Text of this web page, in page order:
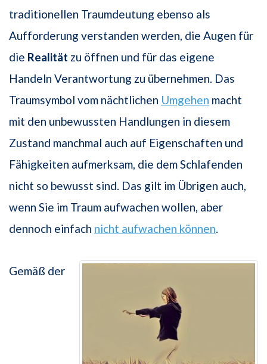
traditionellen Traumdeutung ebenso als
Aufforderung verstanden werden, die Augen für
die Realität zu öffnen und für das eigene
Handeln Verantwortung zu übernehmen. Das
Traumsymbol vom nächtlichen Umgehen macht
mit den unbewussten Handlungen in diesem
Zustand manchmal auch auf Eigenschaften und
Fähigkeiten aufmerksam, die dem Schlafenden
nicht so bewusst sind. Das gilt im Übrigen auch,
wenn Sie im Traum aufwachen wollen, aber
dennoch einfach nicht aufwachen können
Gemäß der